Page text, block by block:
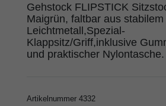
Gehstock FLIPSTICK
Maigrün, faltbar aus stabilem
Leichtmetall,Spezial-
Klappsitz/Griff,inklusive
und praktischer Nylontasche.
Artikelnummer 4332